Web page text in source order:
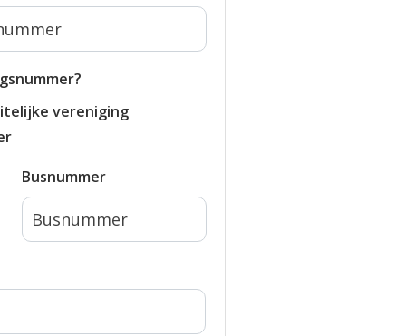
vereniging
Busnummer